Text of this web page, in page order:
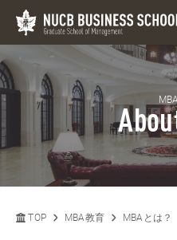
TOP MBA教育 MBAとは？